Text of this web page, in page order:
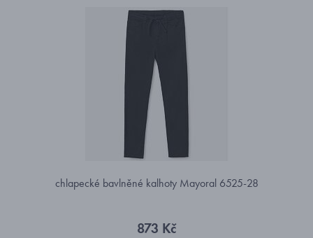
chlapecké bavlněné kalhoty Mayoral 6525-28
873 Kč